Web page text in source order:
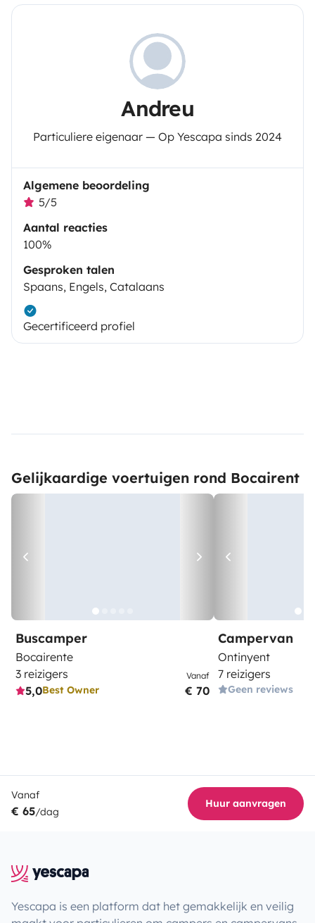
Andreu
Particuliere eigenaar — Op Yescapa sinds 2024
Algemene beoordeling
5/5
Aantal reacties
100%
Gesproken talen
Spaans, Engels, Catalaans
Gecertificeerd profiel
Gelijkaardige voertuigen rond Bocairent
Buscamper
Bocairente
3 reizigers
5,0Best Owner
Vanaf
€ 70
Campervan
Ontinyent
7 reizigers
Geen reviews
Vanaf
€ 65/dag
Huur aanvragen
Yescapa is een platform dat het gemakkelijk en veilig